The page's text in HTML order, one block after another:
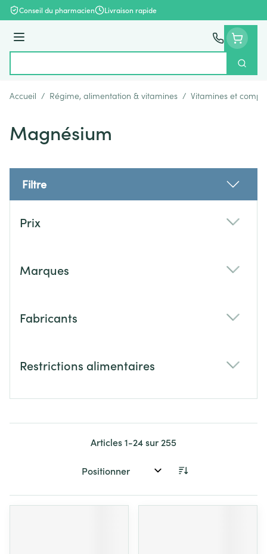
Aller au contenu
Conseil du pharmacien Livraison rapide
Menu
Accueil / Régime, alimentation & vitamines / Vitamines et
Magnésium
Filtre
Prix
Marques
Fabricants
Restrictions alimentaires
Articles1-24sur 255
Trier par: